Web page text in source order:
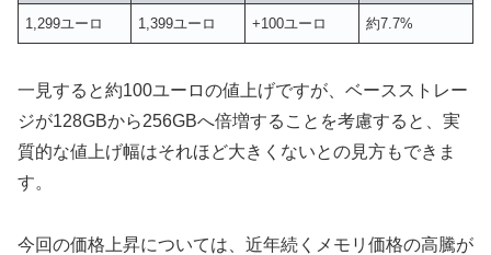
1,299ユーロ 1,399ユーロ +100ユーロ 約7.7%
一見すると約100ユーロの値上げですが、ベースストレー
ジが128GBから256GBへ倍増することを考慮すると、実
質的な値上げ幅はそれほど大きくないとの見方もできま
す。
今回の価格上昇については、近年続くメモリ価格の高騰が